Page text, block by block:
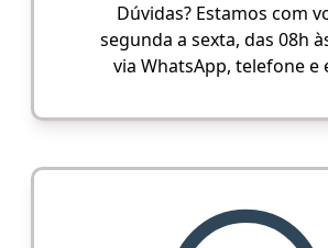
Dúvidas? Estamos com
segunda a sexta, das 08h
via WhatsApp, telefone e